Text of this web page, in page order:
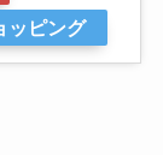
ッピング